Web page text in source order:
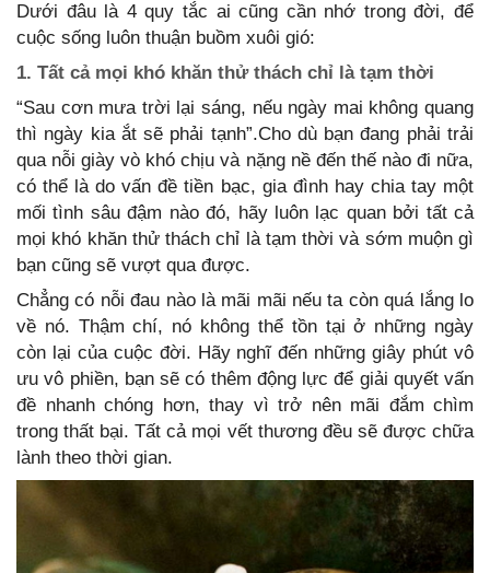
Dưới đâu là 4 quy tắc ai cũng cần nhớ trong đời, để
cuộc sống luôn thuận buồm xuôi gió:
1. Tất cả mọi khó khăn thử thách chỉ là tạm thời
“Sau cơn mưa trời lại sáng, nếu ngày mai không quang
thì ngày kia ắt sẽ phải tạnh”.Cho dù bạn đang phải trải
qua nỗi giày vò khó chịu và nặng nề đến thế nào đi nữa,
có thể là do vấn đề tiền bạc, gia đình hay chia tay một
mối tình sâu đậm nào đó, hãy luôn lạc quan bởi tất cả
mọi khó khăn thử thách chỉ là tạm thời và sớm muộn gì
bạn cũng sẽ vượt qua được.
Chẳng có nỗi đau nào là mãi mãi nếu ta còn quá lắng lo
về nó. Thậm chí, nó không thể tồn tại ở những ngày
còn lại của cuộc đời. Hãy nghĩ đến những giây phút vô
ưu vô phiền, bạn sẽ có thêm động lực để giải quyết vấn
đề nhanh chóng hơn, thay vì trở nên mãi đắm chìm
trong thất bại. Tất cả mọi vết thương đều sẽ được chữa
lành theo thời gian.